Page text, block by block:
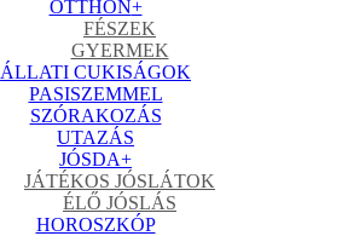
OTTHON+
FÉSZEK
GYERMEK
ÁLLATI CUKISÁGOK
PASISZEMMEL
SZÓRAKOZÁS
UTAZÁS
JÓSDA+
JÁTÉKOS JÓSLÁTOK
ÉLŐ JÓSLÁS
HOROSZKÓP